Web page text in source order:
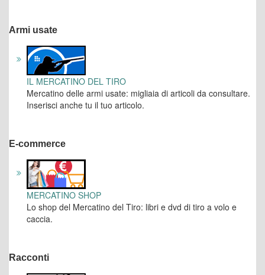
Armi usate
IL MERCATINO DEL TIRO
Mercatino delle armi usate: migliaia di articoli da consultare.
Inserisci anche tu il tuo articolo.
E-commerce
MERCATINO SHOP
Lo shop del Mercatino del Tiro: libri e dvd di tiro a volo e
caccia.
Racconti